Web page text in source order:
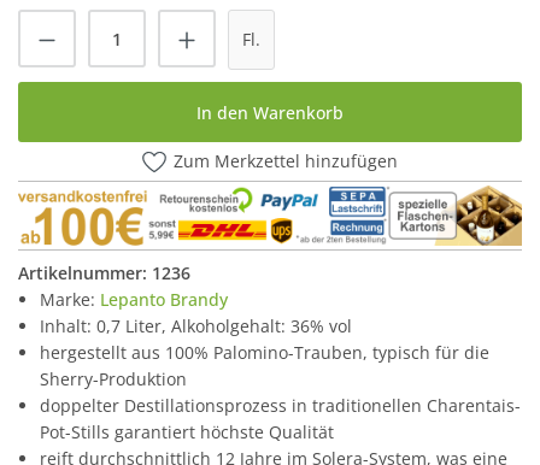
Produkt Anzahl: Gib den gewünschten
Fl.
In den Warenkorb
Zum Merkzettel hinzufügen
Artikelnummer: 1236
Marke: Lepanto Brandy
Inhalt: 0,7 Liter, Alkoholgehalt: 36% vol
hergestellt aus 100% Palomino-Trauben, typisch für die
Sherry-Produktion
doppelter Destillationsprozess in traditionellen Charentais-
Pot-Stills garantiert höchste Qualität
reift durchschnittlich 12 Jahre im Solera-System, was eine